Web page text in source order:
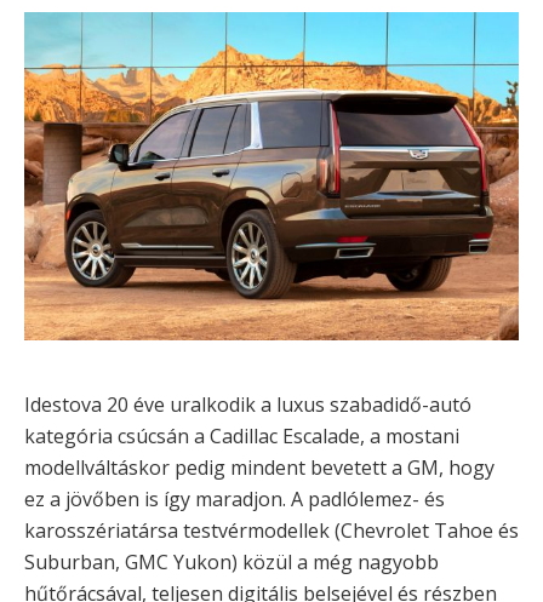
Idestova 20 éve uralkodik a luxus szabadidő-autó
kategória csúcsán a Cadillac Escalade, a mostani
modellváltáskor pedig mindent bevetett a GM, hogy
ez a jövőben is így maradjon. A padlólemez- és
karosszériatársa testvérmodellek (Chevrolet Tahoe és
Suburban, GMC Yukon) közül a még nagyobb
hűtőrácsával, teljesen digitális belsejével és részben